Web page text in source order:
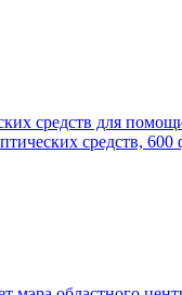
средств для
средств,